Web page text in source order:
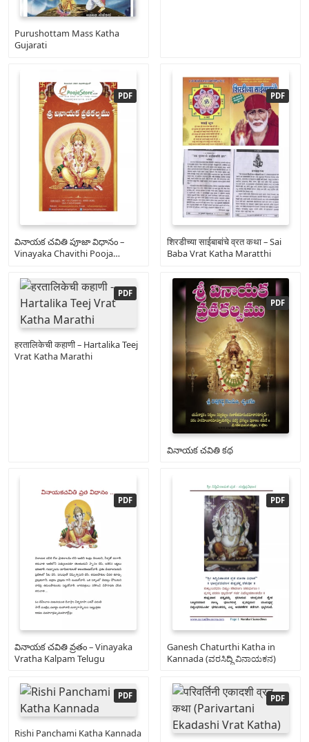
Purushottam Mass Katha
Gujarati
వినాయక చవితి పూజా విధానం –
Vinayaka Chavithi Pooja
शिरडीच्या साईबाबांचे व्रत कथा – Sai
Baba Vrat Katha Maratthi
हरतालिकेची कहाणी – Hartalika Teej
Vrat Katha Marathi
వినాయక చవితి కథ
వినాయక చవితి వ్రతం – Vinayaka
Vratha Kalpam Telugu
Ganesh Chaturthi Katha in
Kannada (ವರಸಿದ್ಧಿ ವಿನಾಯಕನ)
Rishi Panchami Katha Kannada